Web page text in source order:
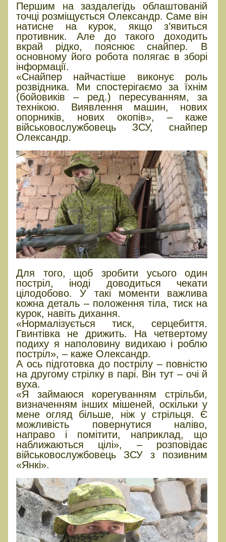
Першим на заздалегідь облаштованій
точці розміщується Олександр. Саме він
натисне на курок, якщо з’явиться
противник. Але до такого доходить
вкрай рідко, пояснює снайпер. В
основному його робота полягає в зборі
інформації.
«Снайпер найчастіше виконує роль
розвідника. Ми спостерігаємо за їхнім
(бойовиків – ред.) пересуванням, за
технікою. Виявлення машин, нових
опорників, нових окопів», – каже
військовослужбовець ЗСУ, снайпер
Олександр.
Для того, щоб зробити усього один
постріл, іноді доводиться чекати
цілодобово. У такі моменти важлива
кожна деталь – положення тіла, тиск на
курок, навіть дихання.
«Нормалізується тиск, серцебиття.
Гвинтівка не дрижить. На четвертому
подиху я наполовину видихаю і роблю
постріл», – каже Олександр.
А ось підготовка до пострілу – повністю
на другому стрілку в парі. Він тут – очі й
вуха.
«Я займаюся корегуванням стрільби,
визначенням інших мішеней, оскільки у
мене огляд більше, ніж у стрільця. Є
можливість повернутися наліво,
направо і помітити, наприклад, що
наближаються цілі», – розповідає
військовослужбовець ЗСУ з позивним
«Янкі».